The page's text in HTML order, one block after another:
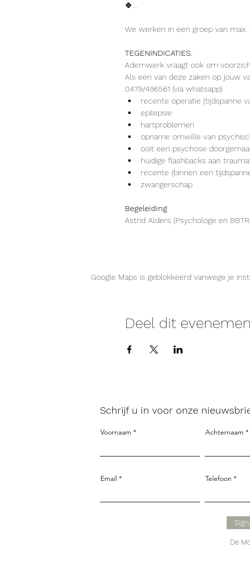
🍀...
We werken in een groep van
TEGENINDICATIES.
Ademwerk vraagt ook om
Als een van deze zaken op jouw
0479/496561 (via whatsapp)
recente operatie (tijdspanne
epilepsie
hartproblemen
opname omwille van
ooit een psychose
huidige flashbacks aan
recente (binnen een
zwangerschap
Begeleiding
Astrid Alders (Psychologe en
Google Maps is geblokkeerd vanwege je
Deel dit
Schrijf u in voor onze
Voornaam Achternaam
Email Telefoon
De